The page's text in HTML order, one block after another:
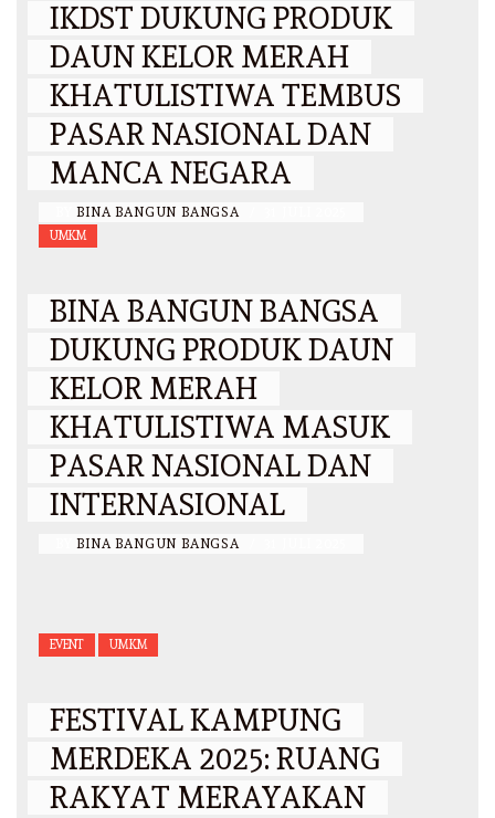
IKDST DUKUNG PRODUK
DAUN KELOR MERAH
KHATULISTIWA TEMBUS
PASAR NASIONAL DAN
MANCA NEGARA
BINA BANGUN BANGSA
UMKM
BINA BANGUN BANGSA
DUKUNG PRODUK DAUN
KELOR MERAH
KHATULISTIWA MASUK
PASAR NASIONAL DAN
INTERNASIONAL
BINA BANGUN BANGSA
EVENT UMKM
FESTIVAL KAMPUNG
MERDEKA 2025: RUANG
RAKYAT MERAYAKAN